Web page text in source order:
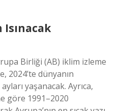
Isınacak
Birliği (AB) iklim izleme
2024’te dünyanın
yaşanacak. Ayrıca,
göre 1991–2020